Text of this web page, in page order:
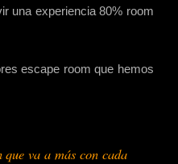
una experiencia 80% room
escape room que hemos
va a más con cada